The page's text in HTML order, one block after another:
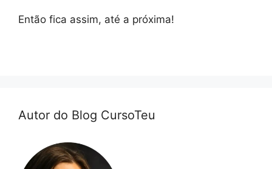
Então fica assim, até a próxima!
Autor do Blog CursoTeu